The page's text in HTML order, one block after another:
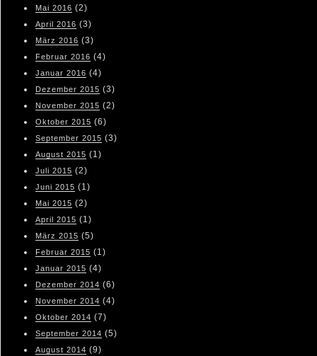
Mai 2016 (2)
April 2016 (3)
März 2016 (3)
Februar 2016 (4)
Januar 2016 (4)
Dezember 2015 (3)
November 2015 (2)
Oktober 2015 (6)
September 2015 (3)
August 2015 (1)
Juli 2015 (2)
Juni 2015 (1)
Mai 2015 (2)
April 2015 (1)
März 2015 (5)
Februar 2015 (1)
Januar 2015 (4)
Dezember 2014 (6)
November 2014 (4)
Oktober 2014 (7)
September 2014 (5)
August 2014 (9)